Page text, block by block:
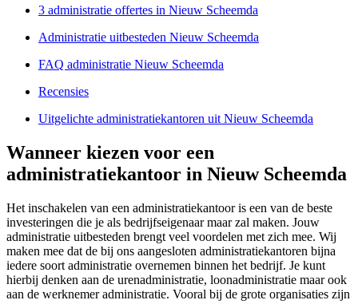
3 administratie offertes in Nieuw Scheemda
Administratie uitbesteden Nieuw Scheemda
FAQ administratie Nieuw Scheemda
Recensies
Uitgelichte administratiekantoren uit Nieuw Scheemda
Wanneer kiezen voor een
administratiekantoor in Nieuw Scheemda
Het inschakelen van een administratiekantoor is een van de beste
investeringen die je als bedrijfseigenaar maar zal maken. Jouw
administratie uitbesteden brengt veel voordelen met zich mee. Wij
maken mee dat de bij ons aangesloten administratiekantoren bijna
iedere soort administratie overnemen binnen het bedrijf. Je kunt
hierbij denken aan de urenadministratie, loonadministratie maar ook
aan de werknemer administratie. Vooral bij de grote organisaties zijn